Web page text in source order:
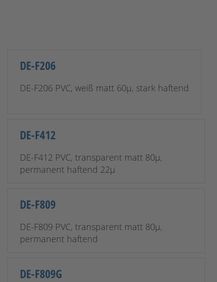
DE-F206
DE-F206 PVC, weiß matt 60µ, stark haftend
DE-F412
DE-F412 PVC, transparent matt 80µ,
permanent haftend 22µ
DE-F809
DE-F809 PVC, transparent matt 80µ,
permanent haftend
DE-F809G